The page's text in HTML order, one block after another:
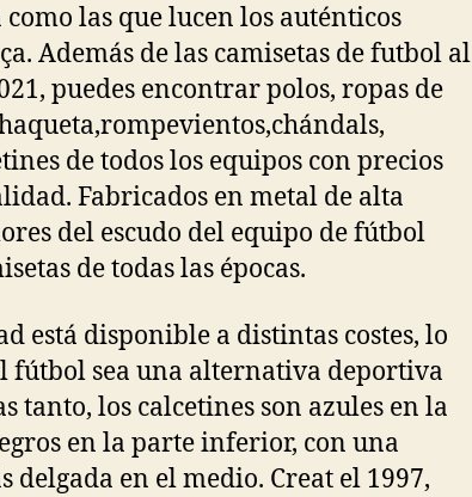
las que lucen los auténticos
Además de las camisetas de futbol al
puedes encontrar polos, ropas de
de todos los equipos con precios
Fabricados en metal de alta
del escudo del equipo de fútbol
de todas las épocas.
está disponible a distintas costes, lo
fútbol sea una alternativa deportiva
tanto, los calcetines son azules en la
en la parte inferior, con una
delgada en el medio. Creat el 1997,